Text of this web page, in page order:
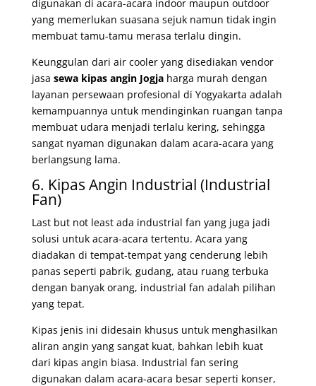
digunakan di acara-acara indoor maupun outdoor
yang memerlukan suasana sejuk namun tidak ingin
membuat tamu-tamu merasa terlalu dingin.
Keunggulan dari air cooler yang disediakan vendor
jasa sewa kipas angin Jogjaharga murah dengan
layanan persewaan profesional di Yogyakarta adalah
kemampuannya untuk mendinginkan ruangan tanpa
membuat udara menjadi terlalu kering, sehingga
sangat nyaman digunakan dalam acara-acara yang
berlangsung lama.
6. Kipas Angin Industrial (Industrial
Fan)
Last but not least ada industrial fan yang juga jadi
solusi untuk acara-acara tertentu. Acara yang
diadakan di tempat-tempat yang cenderung lebih
panas seperti pabrik, gudang, atau ruang terbuka
dengan banyak orang, industrial fan adalah pilihan
yang tepat.
Kipas jenis ini didesain khusus untuk menghasilkan
aliran angin yang sangat kuat, bahkan lebih kuat
dari kipas angin biasa. Industrial fan sering
digunakan dalam acara-acara besar seperti konser,